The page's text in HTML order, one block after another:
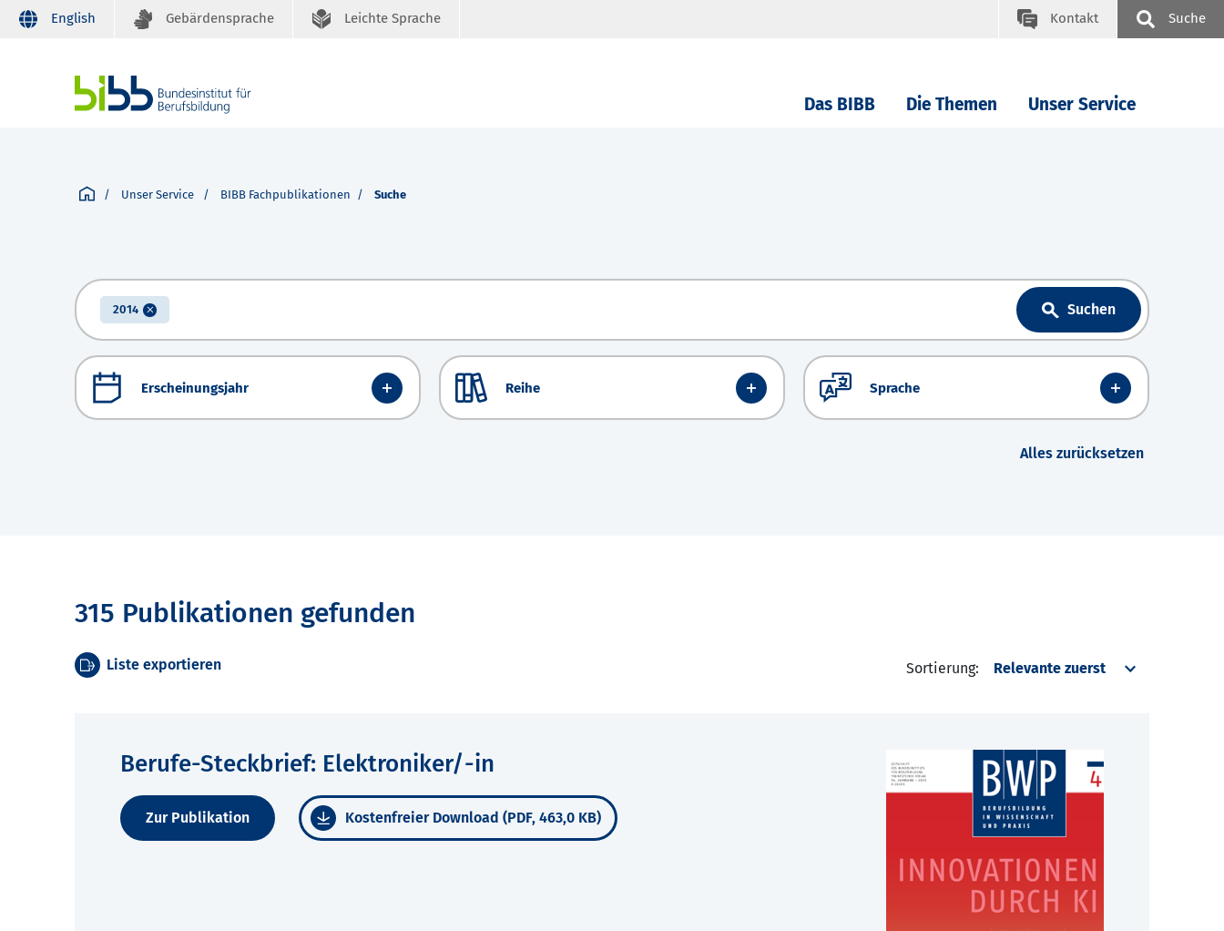
English Gebärdensprache Leichte Sprache Kontakt Suche
Das BIBB Die Themen Unser Service
Unser Service BIBB Fachpublikationen Suche
2014 Suchen
Erscheinungsjahr Reihe Sprache
Alles zurücksetzen
315 Publikationen gefunden
Liste exportieren Sortierung:
Berufe-Steckbrief: Elektroniker/-in
Zur Publikation Kostenfreier Download (PDF, 463,0 KB)